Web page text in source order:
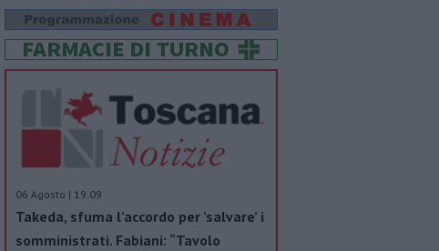
06 Agosto | 19.09
Takeda, sfuma l’accordo per ’salvare’ i
somministrati. Fabiani: “Tavolo